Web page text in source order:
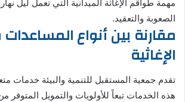
مهمة طواقم الإغاثة الميدانية التي تعمل ليل
الصعوبة والتعقيد.
مقارنة بين أنواع المساعدات
الإغاثية
تقدم جمعية المستقبل للتنمية والبيئة خدمات
هذه الخدمات تبعاً للأولويات والتمويل